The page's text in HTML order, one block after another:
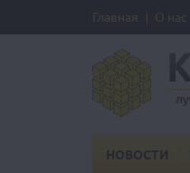
Главная О нас
НОВОСТИ